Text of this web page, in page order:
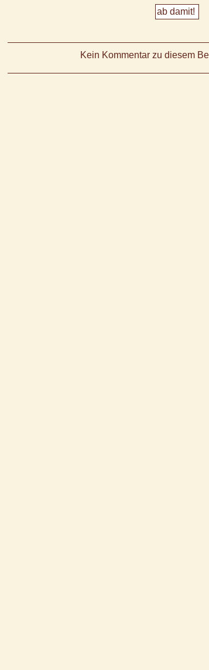
Kein Kommentar zu diesem